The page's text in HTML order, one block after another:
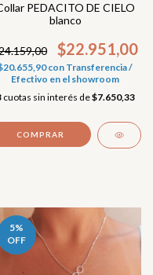
PEDACITO DE CIELO
blanco
$22.951,00
con Transferencia /
Efectivo en el showroom
cuotas sin interés de$7.650,33
5%
OFF